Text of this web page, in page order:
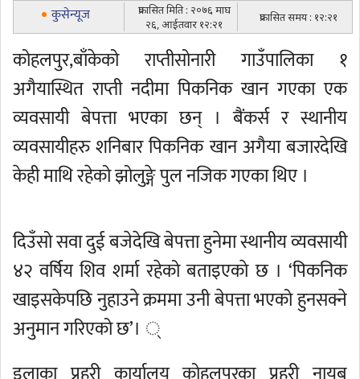
कुसेन्यूज
प्रकासित मिति : २०७६ माघ
२६, आईतवार १२:२१
प्रकासित समय : १२:२१
कोहलपुर,बाँकेको राप्तीसोनारी गाउँपालिका १
अगैयास्थित राप्ती नदीमा पिकनिक खान गएका एक
व्यवसायी बेपत्ता भएका छन् । बैंकर्स र स्थानीय
व्यवसायीहरु शनिबार पिकनिक खान अगैया बजारदेखि
केही माथि रहेको झोलुङ्गे पुल नजिक गएका थिए ।
दिउँसो सवा दुई बजेदेखि बेपत्ता हुनेमा स्थानीय व्यवसायी
४२ वर्षिय शिव शर्मा रहेको बताइएकाे छ । ‘पिकनिक
खाइसकेपछि नुहाउने क्रममा उनी बेपत्ता भएको हुनसक्ने
अनुमान गरिएको छ’। ्